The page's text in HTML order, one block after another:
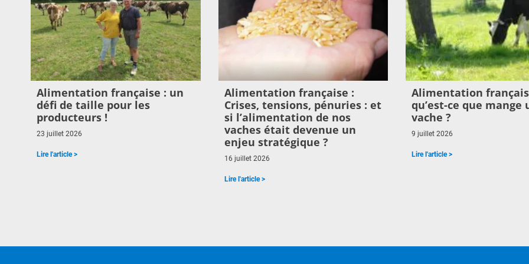
Alimentation française : un
défi de taille pour les
producteurs !
23 juillet 2026
Lire l'article >
Alimentation française :
Crises, tensions, pénuries : et
si l’alimentation de nos
vaches était devenue un
enjeu stratégique ?
16 juillet 2026
Lire l'article >
Alimentation
qu’est-ce que mange
vache ?
9 juillet 2026
Lire l'article >